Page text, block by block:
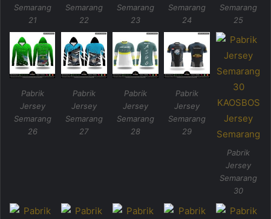
Semarang
21
Semarang
22
Semarang
23
Semarang
24
Semarang
25
Pabrik
Jersey
Semarang
26
Pabrik
Jersey
Semarang
27
Pabrik
Jersey
Semarang
28
Pabrik
Jersey
Semarang
29
Pabrik
Jersey
Semarang
30